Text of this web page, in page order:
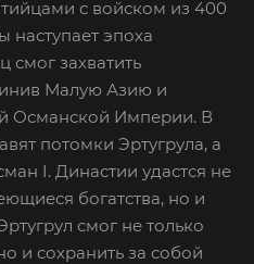
с войском из 400
наступает эпоха
смог захватить
Малую Азию и
Османской Империи. В
потомки Эртугрула, а
I. Династии удастся не
богатства, но и
смог не только
и сохранить за собой